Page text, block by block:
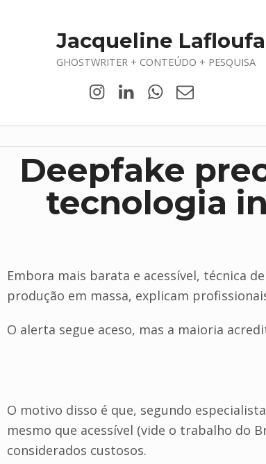
Jacqueline Lafloufa
GHOSTWRITER + CONTEÚDO + PESQUISA
Deepfake
tecnologia
Embora mais barata e acessível, técnica
produção em massa, explicam
O alerta segue aceso, mas a maioria
O motivo disso é que, segundo
mesmo que acessível (vide o trabalho do
considerados custosos.